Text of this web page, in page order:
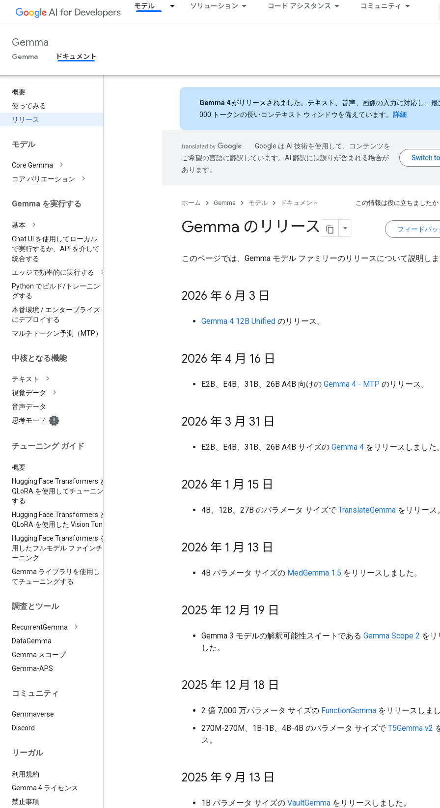
モデル ソリューション コード アシスタンス コミュニティ
Gemma
Gemma ドキュメント
概要
使ってみる
リリース
モデル
Core Gemma
コア バリエーション
Gemma を実行する
基本
Chat UI を使用してローカル
で実行するか、API を介して
統合する
エッジで効率的に実行する
Python でビルド/ トレーニン
グする
本番環境 / エンタープライズ
にデプロイする
マルチトークン予測（MTP）
中核となる機能
テキスト
視覚データ
音声データ
思考モード
チューニング ガイド
概要
Hugging Face Transformers と
QLoRA を使用してチューニング
する
Hugging Face Transformers と
QLoRA を使用した Vision Tune
Hugging Face Transformers を使
用したフルモデル ファインチュ
ーニング
Gemma ライブラリを使用し
てチューニングする
調査とツール
RecurrentGemma
DataGemma
Gemma スコープ
Gemma-APS
コミュニティ
Gemmaverse
Discord
リーガル
利用規約
Gemma 4 ライセンス
禁止事項
Gemma 4がリリースされました。テキスト、音声、画像の入力に対応し、最
000 トークンの長いコンテキスト ウィンドウを備えています。 詳細
Google は AI 技術を使用して、コンテンツを
ご希望の言語に翻訳しています。AI 翻訳には誤りが含まれる場合が
あります。
ホーム Gemma モデル ドキュメント この情報は役に立ちましたか
フィードバ
Gemma のリリース
このページでは、Gemma モデル ファミリーのリリースについて説明しま
2026 年 6 月 3 日
Gemma 4 12B Unified のリリース。
2026 年 4 月 16 日
E2B、E4B、31B、26B A4B 向けの Gemma 4 - MTP のリリース。
2026 年 3 月 31 日
E2B、E4B、31B、26B A4B サイズの Gemma 4 をリリースしました。
2026 年 1 月 15 日
4B、12B、27B のパラメータ サイズで TranslateGemma をリリース。
2026 年 1 月 13 日
4B パラメータ サイズの MedGemma 1.5 をリリースしました。
2025 年 12 月 19 日
Gemma 3 モデルの解釈可能性スイートである Gemma Scope 2 をリ
した。
2025 年 12 月 18 日
2 億 7,000 万パラメータ サイズの FunctionGemma をリリースしまし
270M-270M、1B-1B、4B-4B のパラメータ サイズで T5Gemma v2
ス。
2025 年 9 月 13 日
1B パラメータ サイズの VaultGemma をリリースしました。